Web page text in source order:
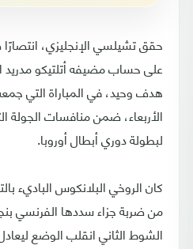
حقق تشيلسي الإنجليزي، انتصارًا
على حساب مضيفه أتلتيكو مدريد
هدف وحيد، في المباراة التي
الأربعاء، ضمن منافسات الجولة
لبطولة دوري أبطال أوروبا.
كان الروخي البلانكوس الباديء
الشوط الثاني انقلب الوضع ليعادل